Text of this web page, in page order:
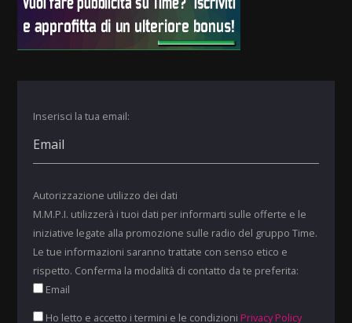
Inserisci la tua email:
Autorizzazione utilizzo dei dati
M.M.P.I. utilizzerà i tuoi dati per informarti sulle offerte e le
iniziative legate alla promozione sulle radio del gruppo Time.
Le tue informazioni saranno trattate con senso etico e
rispetto. Conferma la modalità di contatto da te preferita:
Email
Ho letto e accetto i termini e le condizioni Privacy Policy